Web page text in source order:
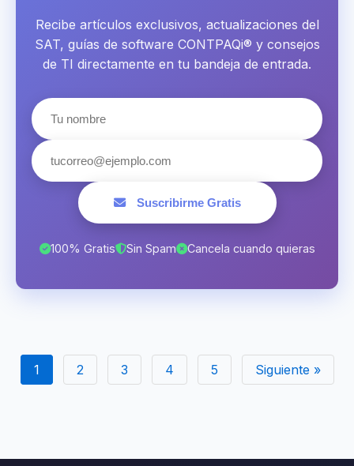
Recibe artículos exclusivos, actualizaciones del
SAT, guías de software CONTPAQi® y consejos
de TI directamente en tu bandeja de entrada.
Suscribirme Gratis
100% Gratis Sin Spam Cancela cuando quieras
1 2 3 4 5 Siguiente »